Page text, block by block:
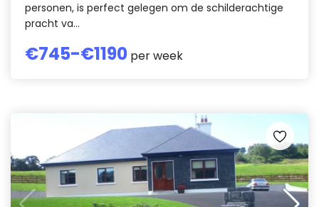
personen, is perfect gelegen om de schilderachtige
pracht va...
€745-€1190 per week